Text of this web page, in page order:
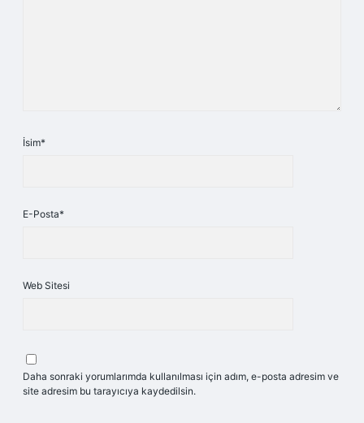
İsim*
E-Posta*
Web Sitesi
Daha sonraki yorumlarımda kullanılması için adım, e-posta adresim ve
site adresim bu tarayıcıya kaydedilsin.